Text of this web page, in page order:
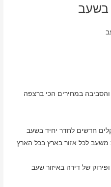
בשעב
במחירים הכי ברצפה
לכל אזור בארץ בכל הארץ
של דירה באיזור שעב